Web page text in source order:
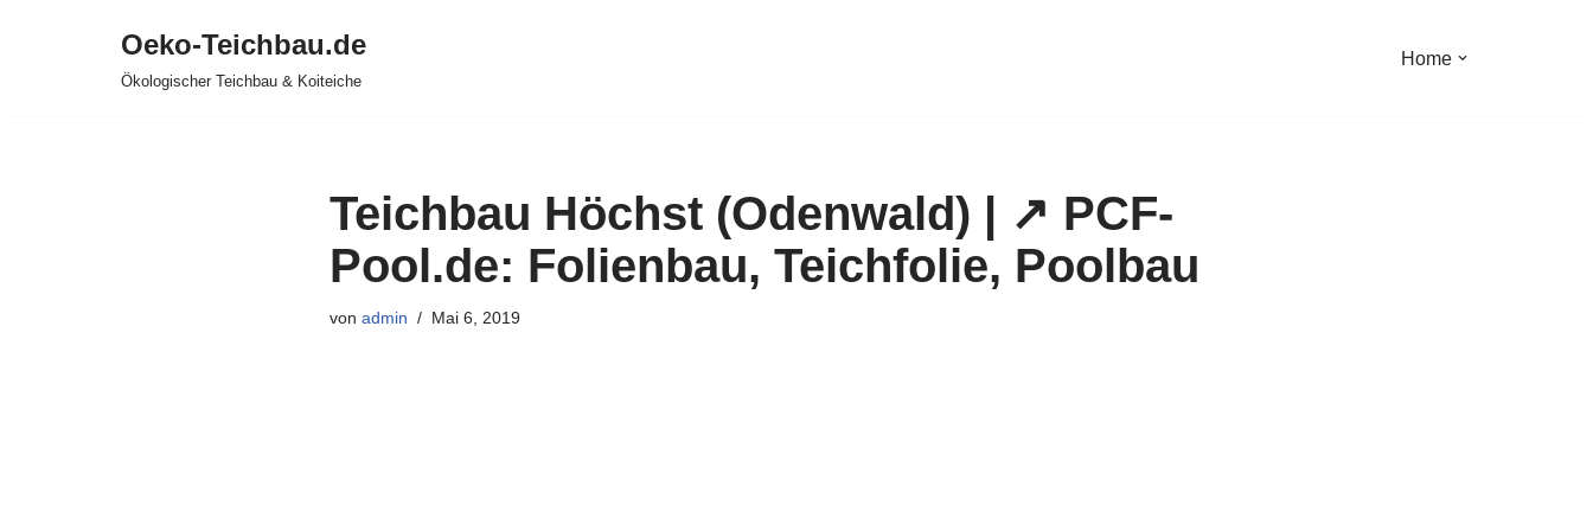
Oeko-Teichbau.de
Ökologischer Teichbau & Koiteiche
Home
Teichbau Höchst (Odenwald) | ↗️ PCF-
Pool.de: Folienbau, Teichfolie, Poolbau
von admin Mai 6, 2019